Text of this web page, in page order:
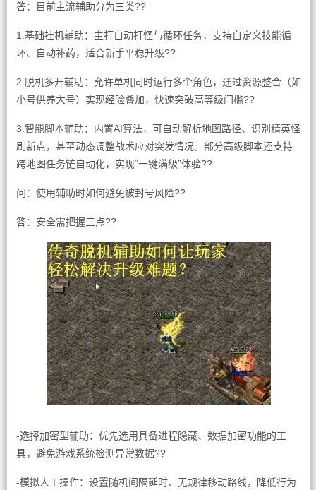
答：目前主流辅助分为三类??
1.基础挂机辅助：主打自动打怪与循环任务，支持自定义技能循
环、自动补药，适合新手平稳升级??
2.脱机多开辅助：允许单机同时运行多个角色，通过资源整合（如
小号供养大号）实现经验叠加，快速突破高等级门槛??
3.智能脚本辅助：内置AI算法，可自动解析地图路径、识别精英怪
刷新点，甚至动态调整战术应对突发情况。部分高级脚本还支持
跨地图任务链自动化，实现“一键满级”体验??
问：使用辅助时如何避免被封号风险??
答：安全需把握三点??
-选择加密型辅助：优先选用具备进程隐藏、数据加密功能的工
具，避免游戏系统检测异常数据??
-模拟人工操作：设置随机间隔延时、无规律移动路线，降低行为